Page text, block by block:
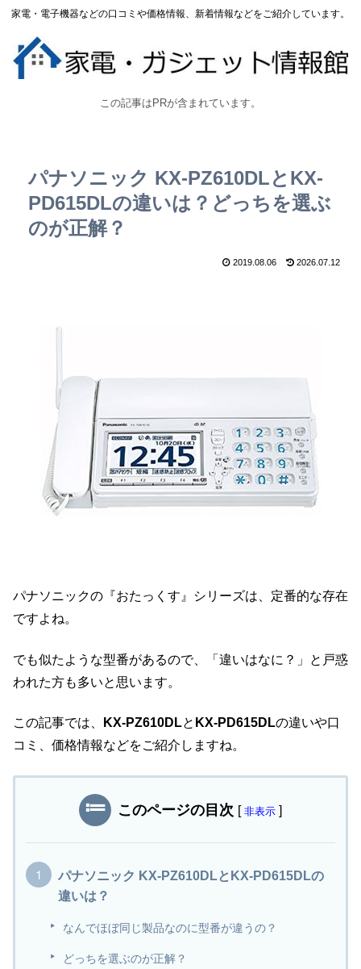
家電・電子機器などの口コミや価格情報、新着情報などをご紹介しています。
この記事はPRが含まれています。
パナソニック KX-PZ610DLとKX-
PD615DLの違いは？どっちを選ぶ
のが正解？
2019.08.06 2026.07.12
パナソニックの『おたっくす』シリーズは、定番的な存在
ですよね。
でも似たような型番があるので、「違いはなに？」と戸惑
われた方も多いと思います。
この記事では、 KX-PZ610DLと KX-PD615DLの違いや口
コミ、価格情報などをご紹介しますね。
このページの目次 [ 非表示 ]
パナソニック KX-PZ610DLとKX-PD615DLの
違いは？
なんでほぼ同じ製品なのに型番が違うの？
どっちを選ぶのが正解？